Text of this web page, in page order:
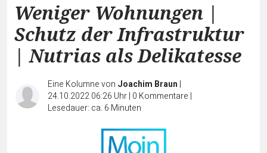
Weniger Wohnungen |
Schutz der Infrastruktur
| Nutrias als Delikatesse
Eine Kolumne von Joachim Braun |
24.10.2022 06:26 Uhr| 0 Kommentare |
Lesedauer: ca. 6 Minuten